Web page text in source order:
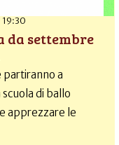
da settembre
partiranno a
di ballo
apprezzare le